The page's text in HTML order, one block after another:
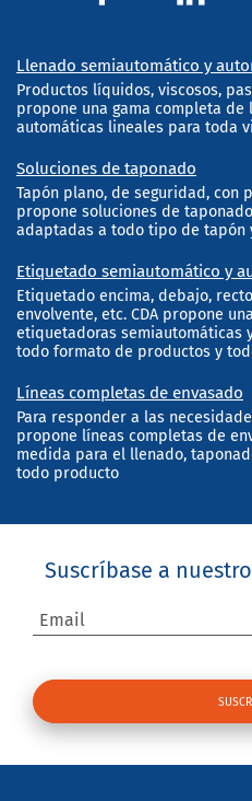
Llenado semiautomático y
Productos líquidos, viscosos,
propone una gama completa
automáticas lineales para toda
Soluciones de taponado
Tapón plano, de seguridad, con
propone soluciones de
adaptadas a todo tipo de tapón
Etiquetado semiautomático y
Etiquetado encima, debajo,
envolvente, etc. CDA propone
etiquetadoras semiautomáticas
todo formato de productos y
Líneas completas de envasado
Para responder a las
propone líneas completas de
medida para el llenado,
todo producto
Suscríbase a
Email